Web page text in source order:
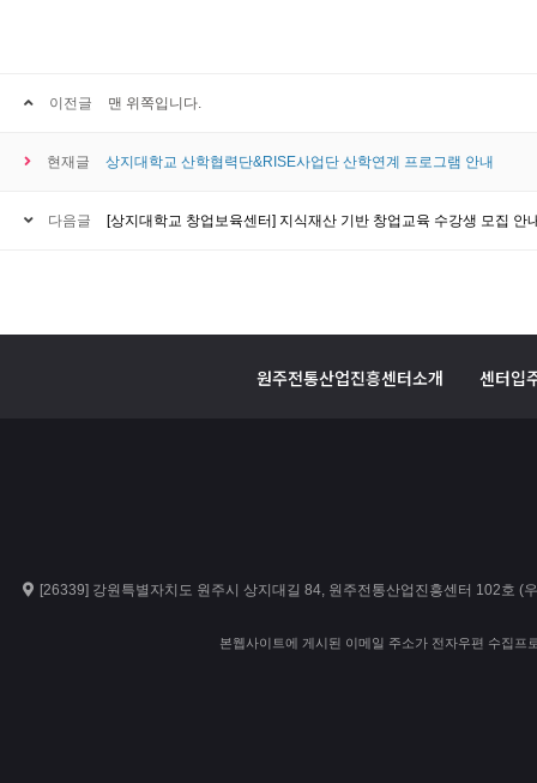
이전글 맨 위쪽입니다.
현재글 상지대학교 산학협력단&RISE사업단 산학연계 프로그램 안내
다음글 [상지대학교 창업보육센터] 지식재산 기반 창업교육 수강생 모집 안
원주전통산업진흥센터소개 센터입
[26339] 강원특별자치도 원주시 상지대길 84, 원주전통산업진흥센터 102호 (
본웹사이트에 게시된 이메일 주소가 전자우편 수집